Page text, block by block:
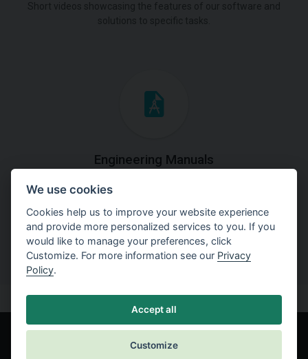
Engineering Manuals
Step by steps guides on how
to solve a specific tasks.
We use cookies
Cookies help us to improve your website experience
and provide more personalized services to you. If you
would like to manage your preferences, click
Customize. For more information see our Privacy
Policy.
Accept all
Customize